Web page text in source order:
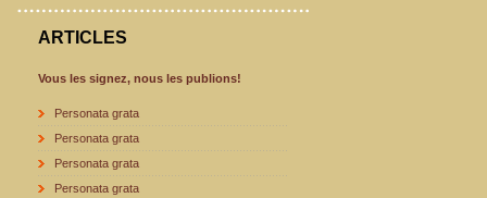
ARTICLES
Vous les signez, nous les publions!
Personata grata
Personata grata
Personata grata
Personata grata